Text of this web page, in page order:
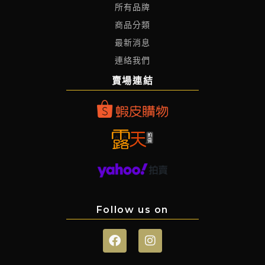
所有品牌
商品分類
最新消息
連絡我們
賣場連結
Follow us on